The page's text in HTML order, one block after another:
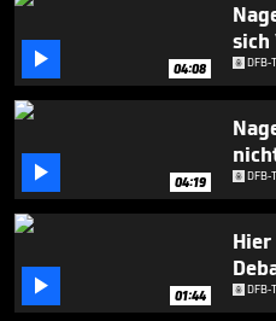
 04:08
sich
DFB-
 04:19 DFB-
 01:44 DFB-